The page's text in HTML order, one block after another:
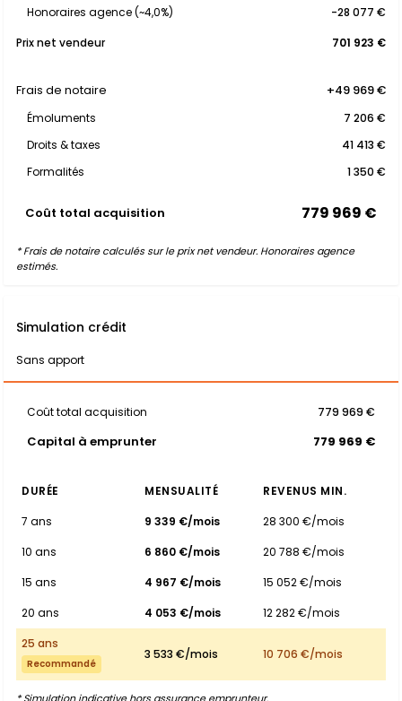
Honoraires agence (~4,0%)
-28 077 €
Prix net vendeur
701 923 €
Frais de notaire +49 969 €
Émoluments
7 206 €
Droits & taxes
41 413 €
Formalités
1 350 €
Coût total acquisition 779 969 €
* Frais de notaire calculés sur le prix net vendeur. Honoraires agence
estimés.
Simulation crédit
Sans apport
Coût total acquisition 779 969 €
Capital à emprunter 779 969 €
DURÉE MENSUALITÉ
REVENUS MIN.
7 ans
9 339 €/mois
28 300 €/mois
10 ans
6 860 €/mois
20 788 €/mois
15 ans
4 967 €/mois
15 052 €/mois
20 ans
4 053 €/mois
12 282 €/mois
25 ans
Recommandé
3 533 €/mois 10 706 €/mois